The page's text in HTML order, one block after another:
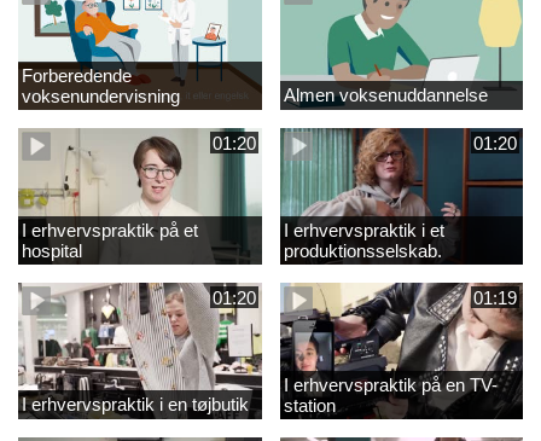
Forberedende
voksenundervisning
Almen voksenuddannelse
01:20
I erhvervspraktik på et
hospital
01:20
I erhvervspraktik i et
produktionsselskab.
01:20
I erhvervspraktik i en tøjbutik
01:19
I erhvervspraktik på en TV-
station